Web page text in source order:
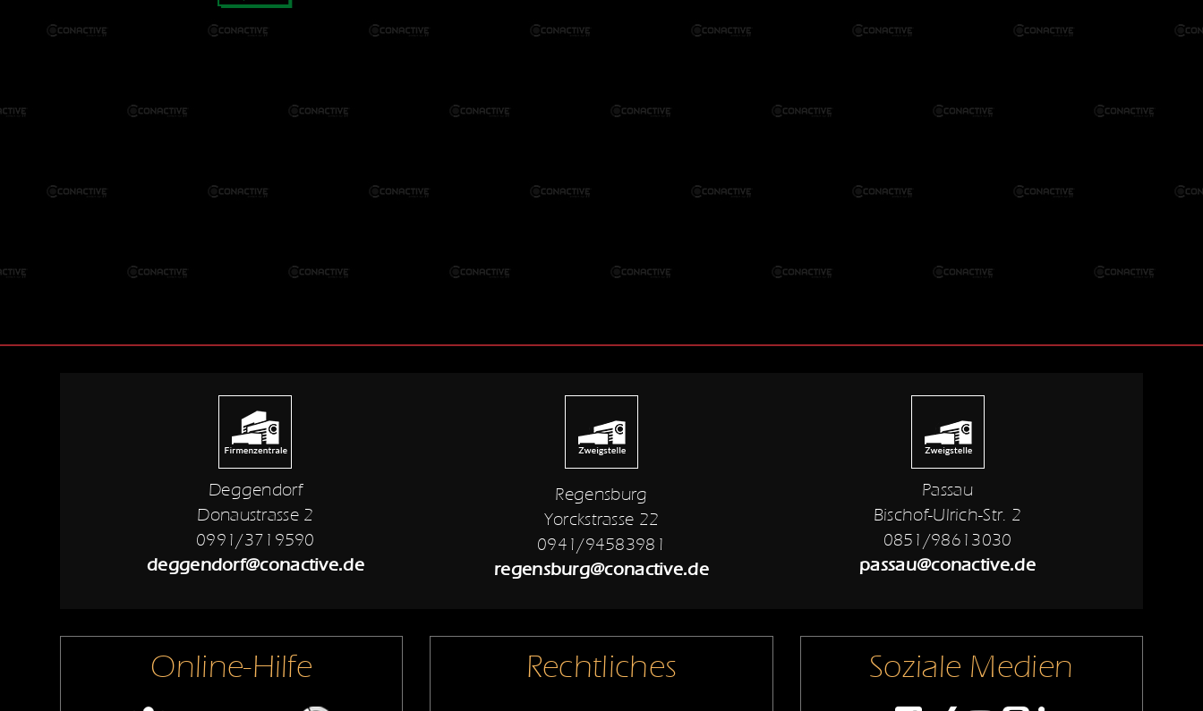
Deggendorf
Donaustrasse 2
0991/3719590
deggendorf@conactive.de
Regensburg
Yorckstrasse 22
0941/94583981
regensburg@conactive.de
Passau
Bischof-Ulrich-Str. 2
0851/98613030
passau@conactive.de
Online-Hilfe Rechtliches Soziale Medien